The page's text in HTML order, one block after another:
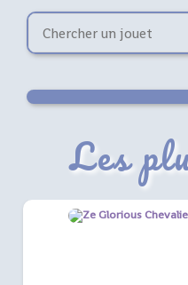
Les